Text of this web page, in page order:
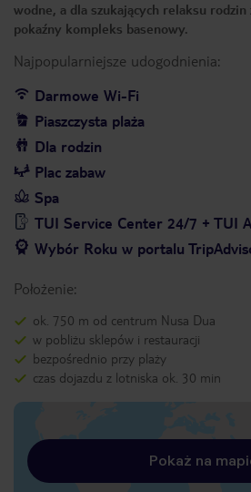
wodne, a dla szukających relaksu
pokaźny kompleks basenowy.
Najpopularniejsze udogodnienia:
Darmowe Wi-Fi
Piaszczysta plaża
Dla rodzin
Plac zabaw
Spa
TUI Service Center 24/7 + TUI
Wybór Roku w portalu
Położenie:
ok. 750 m od centrum Nusa Dua
w pobliżu sklepów i restauracji
bezpośrednio przy plaży
czas dojazdu z lotniska ok. 30 min
Pokaż na